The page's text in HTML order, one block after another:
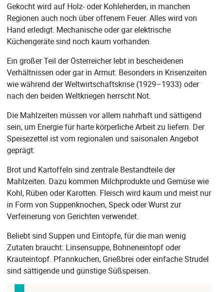
Gekocht wird auf Holz- oder Kohleherden, in manchen
Regionen auch noch über offenem Feuer. Alles wird von
Hand erledigt. Mechanische oder gar elektrische
Küchengeräte sind noch kaum vorhanden.
Ein großer Teil der Österreicher lebt in bescheidenen
Verhältnissen oder gar in Armut. Besonders in Krisenzeiten
wie während der Weltwirtschaftskrise (1929–1933) oder
nach den beiden Weltkriegen herrscht Not.
Die Mahlzeiten müssen vor allem nahrhaft und sättigend
sein, um Energie für harte körperliche Arbeit zu liefern. Der
Speisezettel ist vom regionalen und saisonalen Angebot
geprägt.
Brot und Kartoffeln sind zentrale Bestandteile der
Mahlzeiten. Dazu kommen Milchprodukte und Gemüse wie
Kohl, Rüben oder Karotten. Fleisch wird kaum und meist nur
in Form von Suppenknochen, Speck oder Wurst zur
Verfeinerung von Gerichten verwendet.
Beliebt sind Suppen und Eintöpfe, für die man wenig
Zutaten braucht: Linsensuppe, Bohneneintopf oder
Krauteintopf. Pfannkuchen, Grießbrei oder einfache Strudel
sind sättigende und günstige Süßspeisen.